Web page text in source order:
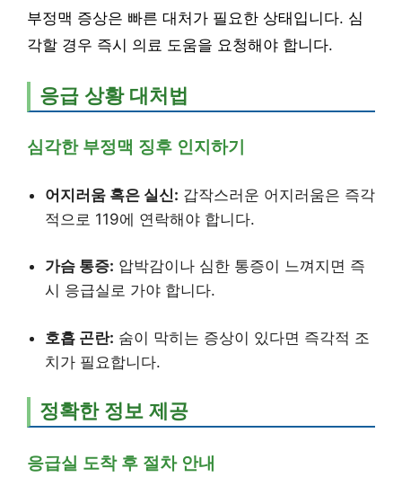
부정맥 증상은 빠른 대처가 필요한 상태입니다. 심
각할 경우 즉시 의료 도움을 요청해야 합니다.
응급 상황 대처법
심각한 부정맥 징후 인지하기
어지러움 혹은 실신: 갑작스러운 어지러움은 즉각
적으로 119에 연락해야 합니다.
가슴 통증: 압박감이나 심한 통증이 느껴지면 즉
시 응급실로 가야 합니다.
호흡 곤란: 숨이 막히는 증상이 있다면 즉각적 조
치가 필요합니다.
정확한 정보 제공
응급실 도착 후 절차 안내